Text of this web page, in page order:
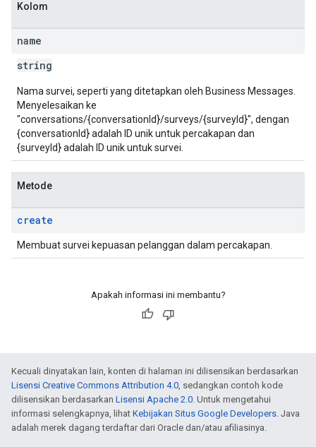
Kolom
name
string
Nama survei, seperti yang ditetapkan oleh Business Messages.
Menyelesaikan ke
"conversations/{conversationId}/surveys/{surveyId}", dengan
{conversationId} adalah ID unik untuk percakapan dan
{surveyId} adalah ID unik untuk survei.
Metode
create
Membuat survei kepuasan pelanggan dalam percakapan.
Apakah informasi ini membantu?
Kecuali dinyatakan lain, konten di halaman ini dilisensikan berdasarkan
Lisensi Creative Commons Attribution 4.0, sedangkan contoh kode
dilisensikan berdasarkan Lisensi Apache 2.0. Untuk mengetahui
informasi selengkapnya, lihat Kebijakan Situs Google Developers. Java
adalah merek dagang terdaftar dari Oracle dan/atau afiliasinya.